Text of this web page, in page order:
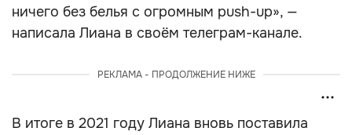
ничего без белья с огромным push-up», —
написала Лиана в своём телеграм-канале.
РЕКЛАМА - ПРОДОЛЖЕНИЕ НИЖЕ
В итоге в 2021 году Лиана вновь поставила